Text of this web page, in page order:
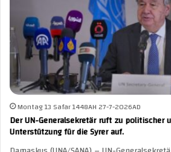
Montag 13 Safar 1448AH 27-7-2026AD
Der UN-Generalsekretär ruft zu politischer
Unterstützung für die Syrer auf.